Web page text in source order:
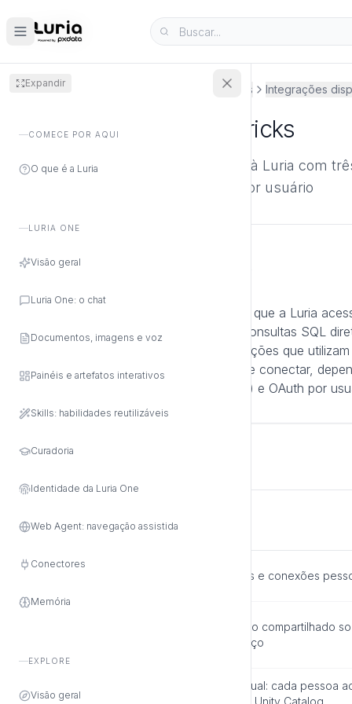
Expandir
COMECE POR AQUI
O que é a Luria
LURIA ONE
Visão geral
Luria One: o chat
Documentos, imagens e voz
Painéis e artefatos interativos
Skills: habilidades reutilizáveis
Curadoria
Identidade da Luria One
Web Agent: navegação assistida
Conectores
Memória
EXPLORE
Visão geral
Central de Ajuda Integrações Integrações
Integração com Databricks
Conecte sua plataforma Databricks à Luria com
Token, Service Principal ou OAuth por usuário
Visão Geral da Integração
A integração com Databricks permite que a Luria
plataforma lakehouse, executando consultas SQL
Esta integração é ideal para organizações que
dados central. Existem três formas de conectar,
Token (PAT), Service Principal (M2M) e OAuth por
Qual Opção Escolher?
Opção Ideal para
Access Token
Setup rápido, testes e conexões
Automação e acesso compartilhado
identidade de serviço
usuário / U2M)
Governança individual: cada pessoa
próprios direitos no Unity Catalog